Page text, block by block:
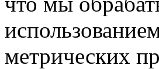
метрических